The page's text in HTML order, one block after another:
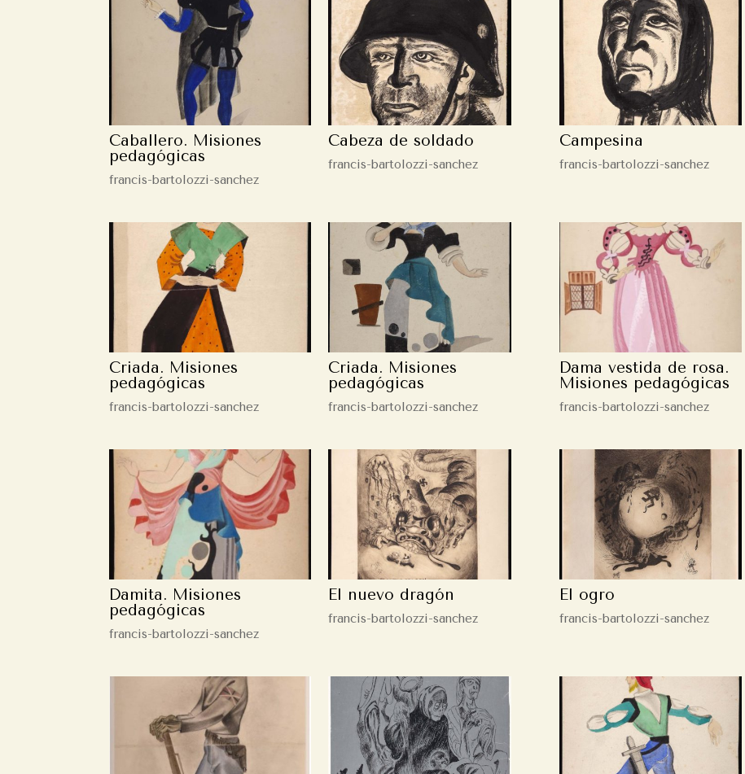
Caballero. Misiones
pedagógicas
francis-bartolozzi-sanchez
Cabeza de soldado
francis-bartolozzi-sanchez
Campesina
francis-bartolozzi-sanchez
Criada. Misiones
pedagógicas
francis-bartolozzi-sanchez
Criada. Misiones
pedagógicas
francis-bartolozzi-sanchez
Dama vestida de rosa.
Misiones pedagógicas
francis-bartolozzi-sanchez
Damita. Misiones
pedagógicas
francis-bartolozzi-sanchez
El nuevo dragón
francis-bartolozzi-sanchez
El ogro
francis-bartolozzi-sanchez